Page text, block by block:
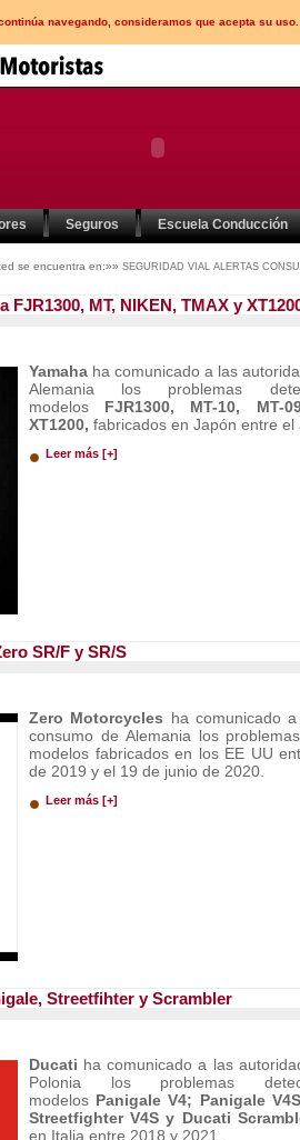
navegando, consideramos que acepta su
Seguros Escuela Conducción
se encuentra en:»» SEGURIDAD VIAL ALERTAS
MT, NIKEN, TMAX y
Yamaha ha comunicado a las
Alemania los problemas
modelos FJR1300, MT-10, MT-
XT1200, fabricados en Japón entre el
Leer más [+]
SR/F y SR/S
Zero Motorcycles ha comunicado
consumo de Alemania los
modelos fabricados en los EE UU
de 2019 y el 19 de junio de 2020.
Leer más [+]
Streetfihter y Scrambler
Ducati ha comunicado a las
Polonia los problemas
modelos Panigale V4; Panigale
Streetfighter V4S y Ducati
en Italia entre 2018 y 2021.